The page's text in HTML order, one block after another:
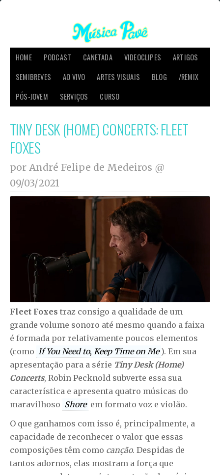
HOME PODCAST CANETADA VIDEOCLIPES
ARTIGOS
SEMIBREVES
AO VIVO ARTES VISUAIS BLOG
/REMIX
PÓS-JOVEM
SERVIÇOS CURSO
TINY DESK (HOME) CONCERTS: FLEET
FOXES
por André Felipe de Medeiros @
09/03/2021
Fleet Foxes traz consigo a qualidade de um
grande volume sonoro até mesmo quando a faixa
é formada por relativamente poucos elementos
(como If You Need to, Keep Time on Me ). Em sua
apresentação para a série Tiny Desk (Home)
Concerts, Robin Pecknold subverte essa sua
característica e apresenta quatro músicas do
maravilhoso Shore em formato voz e violão.
O que ganhamos com isso é, principalmente, a
capacidade de reconhecer o valor que essas
composições têm como canção. Despidas de
tantos adornos, elas mostram a força que